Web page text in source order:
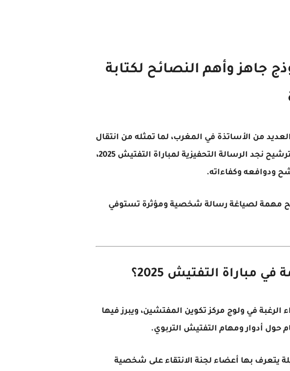
لمباراة التفتيش 2025: نموذج جاهز وأهم النصائح لكتابة
من الأساتذة في المغرب، لما تمثله من انتقال
نجد الرسالة التحفيزية لمباراة التفتيش 2025
،
ودوافعه وكفاءاته.
مهمة لصياغة رسالة شخصية ومؤثرة تستوفي
مباراة التفتيش 2025؟
في ولوج مركز تكوين المفتشين، ويبرز فيها
حول أدوار ومهام التفتيش التربوي.
يتعرف بها أعضاء لجنة الانتقاء على شخصية